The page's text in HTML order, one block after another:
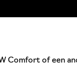
Comfort of een